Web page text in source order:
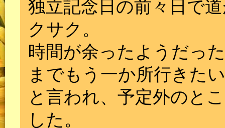
独立記念日の前々日で
クサク。
時間が余ったようだっ
までもう一か所行きた
と言われ、予定外のと
した。